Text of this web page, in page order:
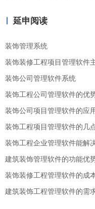
延申阅读
装饰管理系统
装饰装修工程项目管理软件
装饰公司管理软件系统
装饰工程公司管理软件的优
装饰公司项目管理软件的应
装饰工程项目管理软件的几
装饰工程企业管理软件能解
建筑装饰管理软件的功能优
装饰装修工程管理软件的成
建筑装饰工程管理软件的需